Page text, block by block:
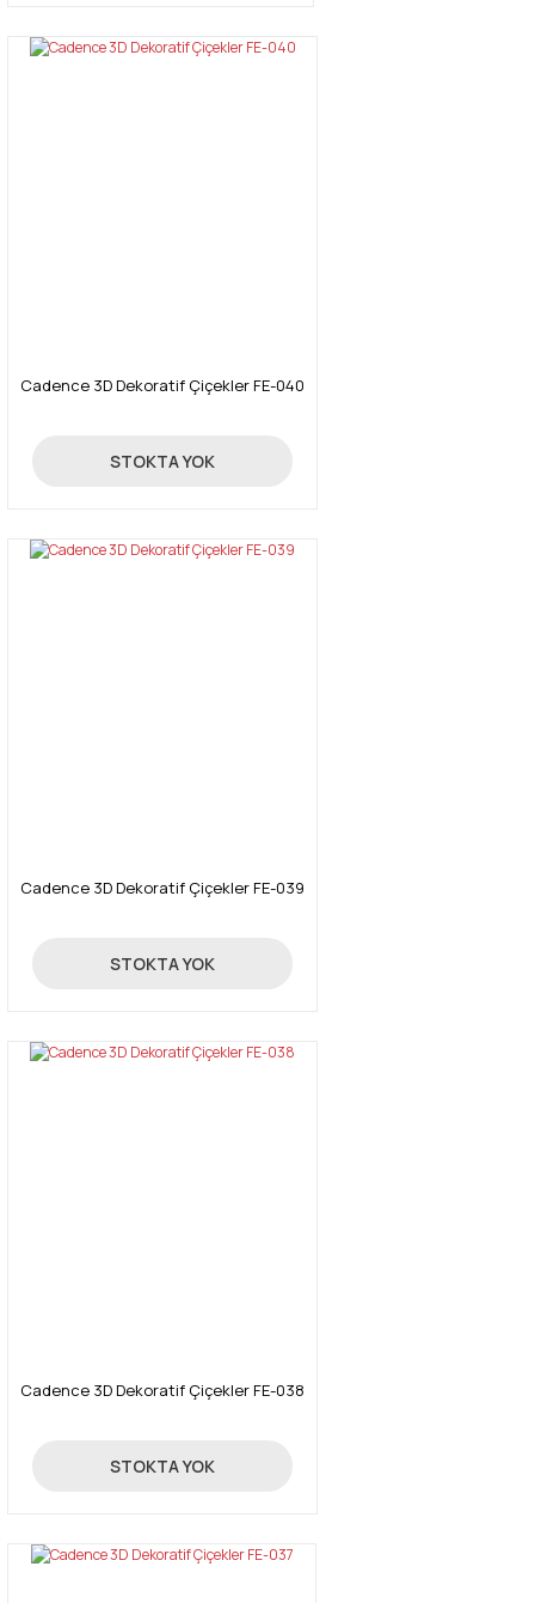
Cadence 3D Dekoratif Çiçekler FE-040
24,70 TL
STOKTA YOK
Cadence 3D Dekoratif Çiçekler FE-039
24,70 TL
STOKTA YOK
Cadence 3D Dekoratif Çiçekler FE-038
24,70 TL
STOKTA YOK